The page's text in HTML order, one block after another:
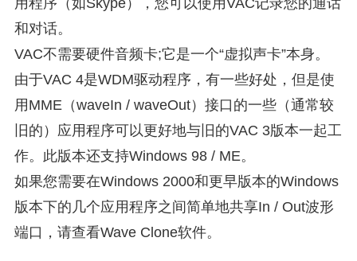
用程序（如Skype），您可以使用VAC记录您的通话
和对话。
VAC不需要硬件音频卡;它是一个“虚拟声卡”本身。
由于VAC 4是WDM驱动程序，有一些好处，但是使
用MME（waveIn / waveOut）接口的一些（通常较
旧的）应用程序可以更好地与旧的VAC 3版本一起工
作。此版本还支持Windows 98 / ME。
如果您需要在Windows 2000和更早版本的Windows
版本下的几个应用程序之间简单地共享In / Out波形
端口，请查看Wave Clone软件。